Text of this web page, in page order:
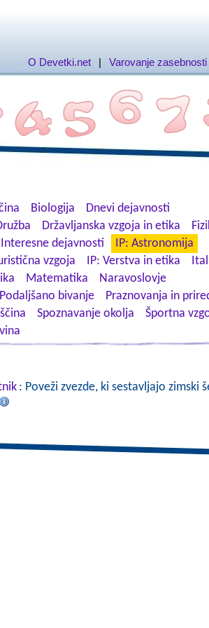
O Devetki.net | Varovanje zasebnosti
Biologija
Dnevi dejavnosti
Državljanska vzgoja in etika
Interesne dejavnosti
IP: Astronomija
vzgoja IP: Verstva in etika
Matematika
Naravoslovje
Podaljšano bivanje
Praznovanja in
Spoznavanje okolja
Športna
: Poveži zvezde, ki sestavljajo zimski